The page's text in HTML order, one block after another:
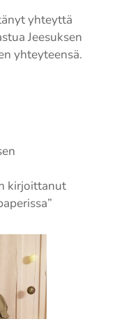
yhteyttä
Jeesuksen
yhteyteensä.
kirjoittanut